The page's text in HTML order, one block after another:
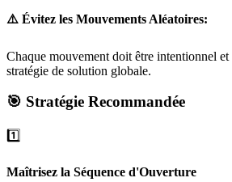
⚠️ Évitez les Mouvements Aléatoires:
Chaque mouvement doit être intentionnel
stratégie de solution globale.
🎯 Stratégie Recommandée
1️⃣
Maîtrisez la Séquence d'Ouverture